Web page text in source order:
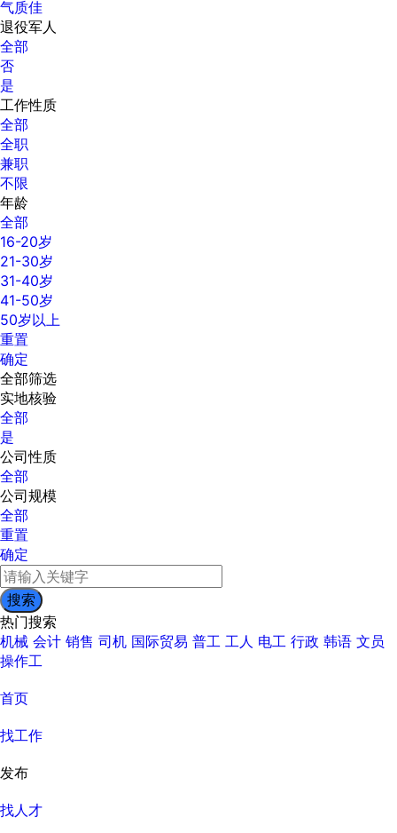
气质佳
退役军人
全部
否
是
工作性质
全部
全职
兼职
不限
年龄
全部
16-20岁
21-30岁
31-40岁
41-50岁
50岁以上
重置
确定
全部筛选
实地核验
全部
是
公司性质
全部
公司规模
全部
重置
确定
热门搜索
机械 会计 销售 司机 国际贸易 普工 工人 电工 行政 韩语 文员
操作工
首页
找工作
发布
找人才